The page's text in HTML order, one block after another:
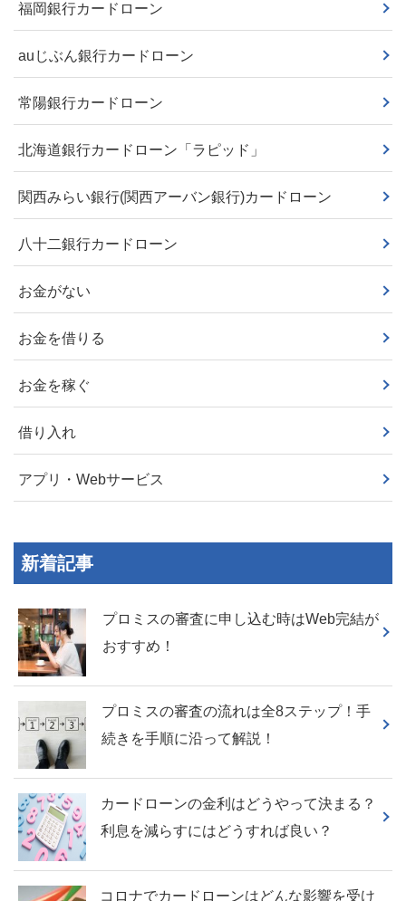
福岡銀行カードローン
auじぶん銀行カードローン
常陽銀行カードローン
北海道銀行カードローン「ラピッド」
関西みらい銀行(関西アーバン銀行)カードローン
八十二銀行カードローン
お金がない
お金を借りる
お金を稼ぐ
借り入れ
アプリ・Webサービス
新着記事
プロミスの審査に申し込む時はWeb完結が
おすすめ！
プロミスの審査の流れは全8ステップ！手
続きを手順に沿って解説！
カードローンの金利はどうやって決まる？
利息を減らすにはどうすれば良い？
コロナでカードローンはどんな影響を受け